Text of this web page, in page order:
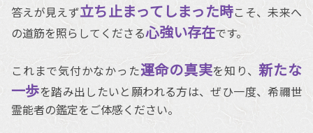
答えが見えず立ち止まってしまった時こそ、未来へ
の道筋を照らしてくださる心強い存在です。
これまで気付かなかった運命の真実を知り、新たな
一歩を踏み出したいと願われる方は、ぜひ一度、希禰世
霊能者の鑑定をご体感ください。